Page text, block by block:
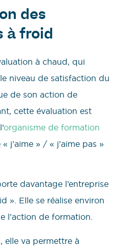
des
à froid
à chaud, qui
niveau de satisfaction du
de son action de
cette évaluation est
organisme de formation
j’aime » / « j’aime pas »
davantage l’entreprise
». Elle se réalise environ
l’action de formation.
elle va permettre à